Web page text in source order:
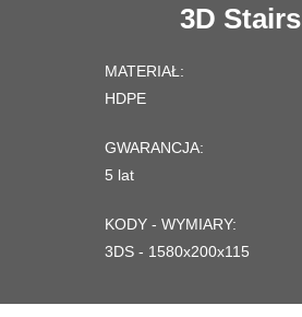
3D Stairs
MATERIAŁ:
HDPE
GWARANCJA:
5 lat
KODY - WYMIARY:
3DS - 1580x200x115